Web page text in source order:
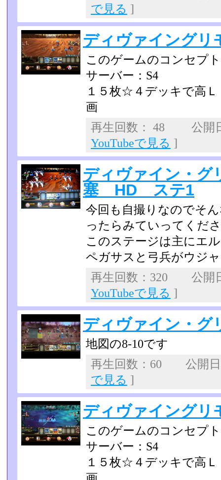
で見る ]
ディヴァイングリ
このゲームのコンセプ
サーバー：S4
１５枚☆４デッキで高
画
再生回数： 48 公開
YouTubeで見る ]
ディヴァイン・グ
塞 HD ステ1
今回も自撮りなのでそ
ったらみていってくだ
このステージは主にエ
ペガサスと弓兵がウジ
再生回数：320 公開
YouTubeで見る ]
ディヴァイン・グ
地図の8-10です
再生回数：60 公開
で見る ]
ディヴァイングリ
このゲームのコンセプ
サーバー：S4
１５枚☆４デッキで高